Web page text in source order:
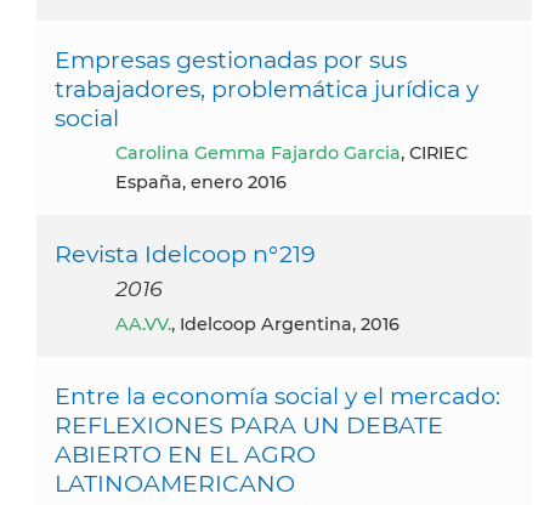
Empresas gestionadas por sus
trabajadores, problemática jurídica y
social
Carolina Gemma Fajardo Garcia, CIRIEC
España, enero 2016
Revista Idelcoop n°219
2016
AA.VV., Idelcoop Argentina, 2016
Entre la economía social y el mercado:
REFLEXIONES PARA UN DEBATE
ABIERTO EN EL AGRO
LATINOAMERICANO